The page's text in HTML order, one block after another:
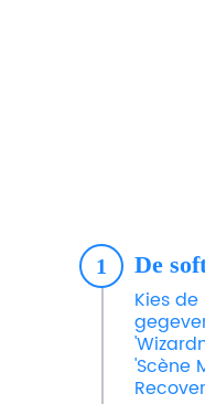
1 De
Kies
'Scène